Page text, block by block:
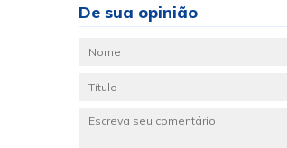
De sua opinião